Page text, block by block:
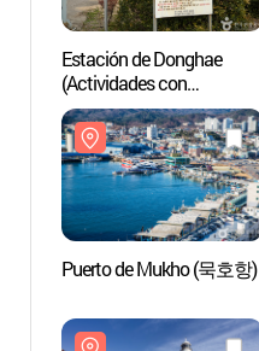
Estación de Donghae
(Actividades con
Ferrocarriles) (동해역
(철도체험학습장))
Puerto de Mukho (묵호항)